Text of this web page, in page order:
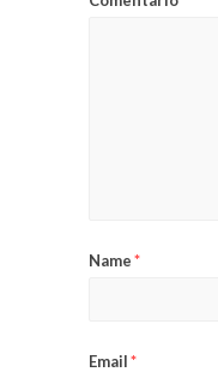
Name*
Email*